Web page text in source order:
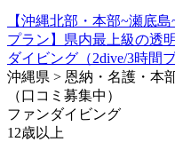
【沖縄北部・本部~瀬底
プラン】県内最上級の透
ダイビング（2dive/3時間プ
沖縄県 > 恩納・名護・本
（口コミ募集中）
ファンダイビング
12歳以上